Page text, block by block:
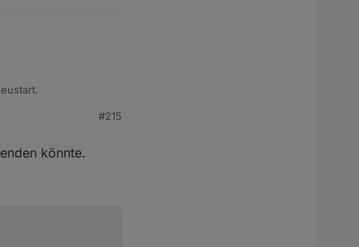
#215
könnte.